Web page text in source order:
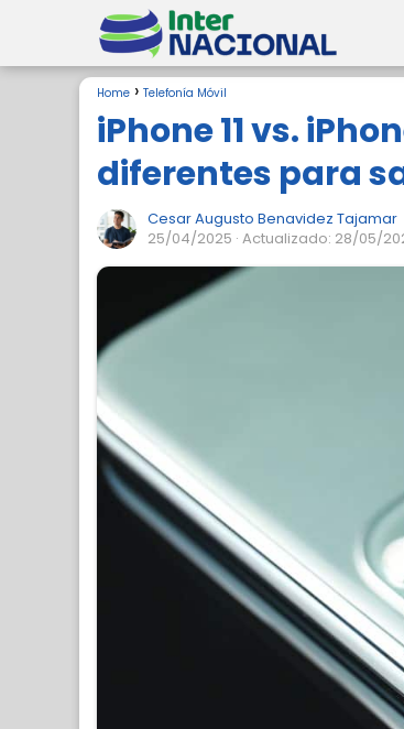
Home Telefonía Móvil
iPhone 11 vs.
diferentes para
Cesar Augusto Benavidez Tajamar
25/04/2025 · Actualizado: 28/05/